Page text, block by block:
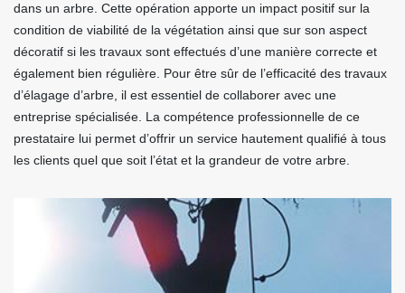
dans un arbre. Cette opération apporte un impact positif sur la
condition de viabilité de la végétation ainsi que sur son aspect
décoratif si les travaux sont effectués d’une manière correcte et
également bien régulière. Pour être sûr de l’efficacité des travaux
d’élagage d’arbre, il est essentiel de collaborer avec une
entreprise spécialisée. La compétence professionnelle de ce
prestataire lui permet d’offrir un service hautement qualifié à tous
les clients quel que soit l’état et la grandeur de votre arbre.